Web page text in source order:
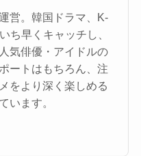
営。韓国ドラマ、K-
ち早くキャッチし、
気俳優・アイドルの
ートはもちろん、注
をより深く楽しめる
います。